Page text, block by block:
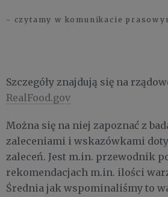
- czytamy w komunikacie
Szczegóły znajdują się na
RealFood.gov
Można się na niej zapoznać z
zaleceniami i wskazówkami
zaleceń. Jest m.in. przewodnik
rekomendacjach m.in. ilości
Średnia jak wspominaliśmy to